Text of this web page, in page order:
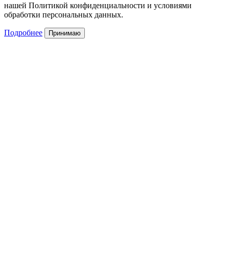
нашей Политикой конфиденциальности и условиями
обработки персональных данных.
Подробнее Принимаю